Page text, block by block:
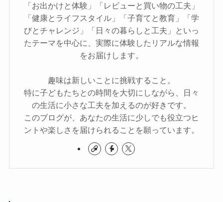
「お出かけと体験」「レビューと買い物の工夫」
「健康とライフスタイル」「子育てと教育」「学
びとチャレンジ」「日々の暮らしと工夫」といっ
たテーマを中心に、実際に体験したリアルな情報
をお届けします。
趣味は新しいことに挑戦すること。
特に子どもたちとの時間を大切にしながら、日々
の生活に小さな工夫を加えるのが好きです。
このブログが、あなたの生活に少しでも役立つヒ
ントや楽しさを届けられることを願っています。